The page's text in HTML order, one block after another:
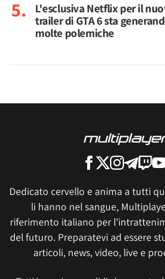
L'esclusiva Netflix per il
trailer di GTA 6 sta
molte polemiche
Dedicato cervello e anima a tutti
li hanno nel sangue,
riferimento italiano per
del futuro. Preparatevi ad essere
articoli, news, video, live e